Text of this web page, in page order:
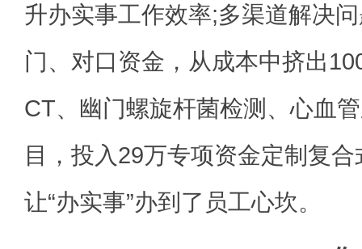
升办实事工作效率;多渠道解决
门、对口资金，从成本中挤出
CT、幽门螺旋杆菌检测、心血
目，投入29万专项资金定制复合
让“办实事”办到了员工心坎。